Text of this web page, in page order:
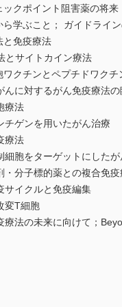
ックポイント阻害薬の将来
ら学ぶこと； ガイドライ
と免疫療法
とサイトカイン療法
ワクチンとペプチドワクチ
んに対するがん免疫療法
療法
チゲンを用いたがん治療
療法
細胞をターゲットにしたが
・分子標的薬との複合免疫
サイクルと免疫編集
変T細胞
療法の未来に向けて；